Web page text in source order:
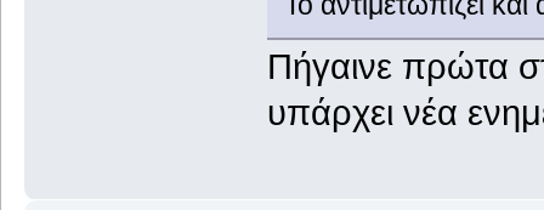
Πήγαινε πρώτα
υπάρχει νέα